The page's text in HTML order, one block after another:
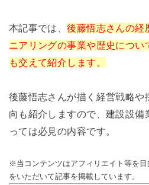
本記事では、後藤悟志さんの経
ニアリングの事業や歴史につい
も交えて紹介します。
後藤悟志さんが描く経営戦略や
向も紹介しますので、建設設備
っては必見の内容です。
※当コンテンツはアフィリエイト等を
をいただいて記事を掲載しています。